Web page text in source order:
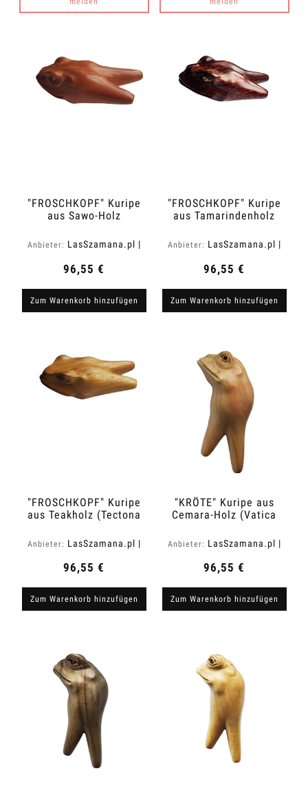
"FROSCHKOPF" Kuripe
aus Sawo-Holz
Anbieter: LasSzamana.pl |
96,55 €
Zum Warenkorb hinzufügen
"FROSCHKOPF" Kuripe
aus Tamarindenholz
Anbieter: LasSzamana.pl |
96,55 €
Zum Warenkorb hinzufügen
"FROSCHKOPF" Kuripe
aus Teakholz (Tectona
Anbieter: LasSzamana.pl |
96,55 €
Zum Warenkorb hinzufügen
"KRÖTE" Kuripe aus
Cemara-Holz (Vatica
Anbieter: LasSzamana.pl |
96,55 €
Zum Warenkorb hinzufügen